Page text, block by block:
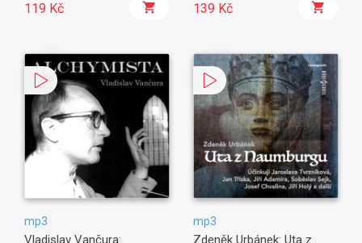
119 Kč 139 Kč
mp3
Vladislav Vančura:
mp3
Zdeněk Urbánek: Uta z